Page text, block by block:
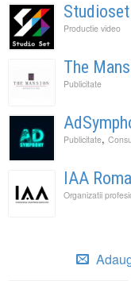
Studioset
Productie video
The
Publicitate
Publicitate,
IAA
Organizatii